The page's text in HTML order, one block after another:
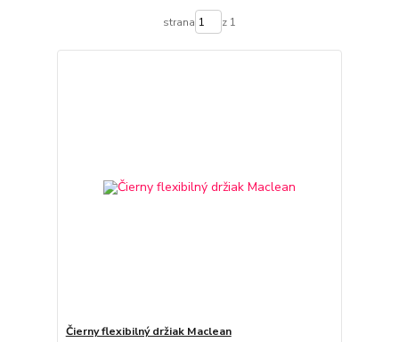
strana z 1
Čierny flexibilný držiak Maclean